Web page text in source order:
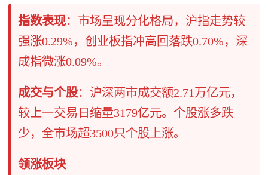
指数表现​：市场呈现分化格局，沪指走势较
强涨0.29%，创业板指冲高回落跌0.70%，深
成指微涨0.09%。
成交与个股​：沪深两市成交额2.71万亿元，
较上一交易日缩量3179亿元。个股涨多跌
少，全市场超3500只个股上涨。
领涨板块 ​